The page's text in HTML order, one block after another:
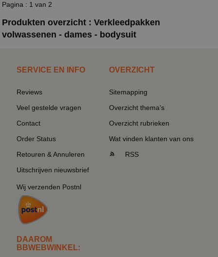
Pagina : 1 van 2
Produkten overzicht : Verkleedpakken
volwassenen - dames - bodysuit
SERVICE EN INFO
Reviews
Veel gestelde vragen
Contact
Order Status
Retouren & Annuleren
Uitschrijven nieuwsbrief
Wij verzenden Postnl
DAAROM
BBWEBWINKEL:
OVERZICHT
Sitemapping
Overzicht thema's
Overzicht rubrieken
Wat vinden klanten van ons
RSS